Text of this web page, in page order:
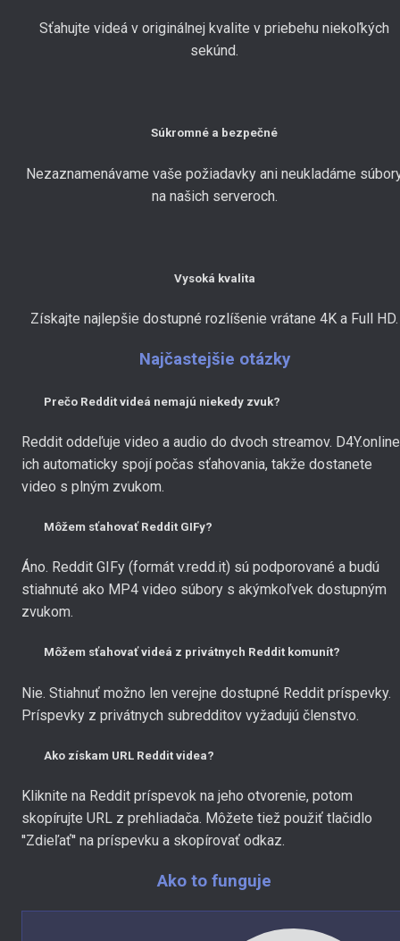
Sťahujte videá v originálnej kvalite v priebehu niekoľkých
sekúnd.
Súkromné a bezpečné
Nezaznamenávame vaše požiadavky ani neukladáme
na našich serveroch.
Vysoká kvalita
Získajte najlepšie dostupné rozlíšenie vrátane 4K a Full HD.
Najčastejšie otázky
Prečo Reddit videá nemajú niekedy zvuk?
Reddit oddeľuje video a audio do dvoch streamov. D4Y.online
ich automaticky spojí počas sťahovania, takže dostanete
video s plným zvukom.
Môžem sťahovať Reddit GIFy?
Áno. Reddit GIFy (formát v.redd.it) sú podporované a budú
stiahnuté ako MP4 video súbory s akýmkoľvek dostupným
zvukom.
Môžem sťahovať videá z privátnych Reddit komunít?
Nie. Stiahnuť možno len verejne dostupné Reddit príspevky.
Príspevky z privátnych subredditov vyžadujú členstvo.
Ako získam URL Reddit videa?
Kliknite na Reddit príspevok na jeho otvorenie, potom
skopírujte URL z prehliadača. Môžete tiež použiť tlačidlo
''Zdieľať'' na príspevku a skopírovať odkaz.
Ako to funguje